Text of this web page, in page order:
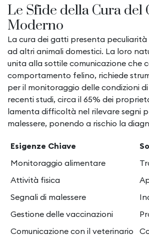
Le Sfide della Cura del
Moderno
La cura dei gatti presenta
ad altri animali domestici. La loro
unita alla sottile comunicazione che
comportamento felino, richiede
per il monitoraggio delle condizioni
recenti studi, circa il 65% dei
lamenta difficoltà nel rilevare segni
malessere, ponendo a rischio la
Esigenze Chiave
Monitoraggio alimentare
Attività fisica
Segnali di malessere
Gestione delle vaccinazioni
Comunicazione con il veterinario